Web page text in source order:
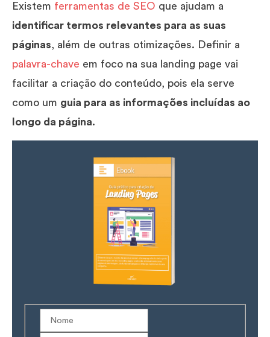
Existem ferramentas de SEO que ajudam a
identificar termos relevantes para as suas
páginas, além de outras otimizações. Definir a
palavra-chave em foco na sua landing page vai
facilitar a criação do conteúdo, pois ela serve
como um guia para as informações incluídas ao
longo da página.